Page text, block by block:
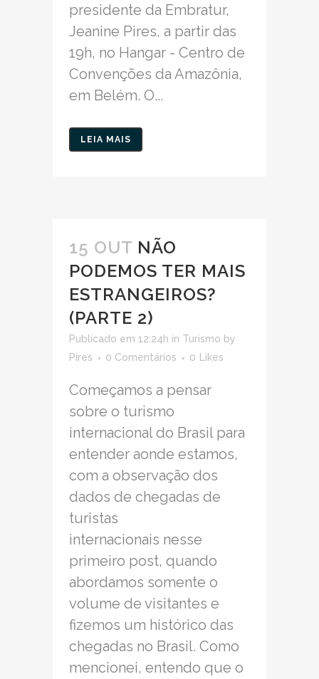
presidente da Embratur,
Jeanine Pires, a partir das
19h, no Hangar - Centro de
Convenções da Amazônia,
em Belém. O...
LEIA MAIS
15 OUT NÃO
PODEMOS TER MAIS
ESTRANGEIROS?
(PARTE 2)
Publicado em 12:24h in Turismo by
Pires
0 Comentários 0 Likes
Começamos a pensar
sobre o turismo
internacional do Brasil para
entender aonde estamos,
com a observação dos
dados de chegadas de
turistas
internacionais nesse
primeiro post, quando
abordamos somente o
volume de visitantes e
fizemos um histórico das
chegadas no Brasil. Como
mencionei, entendo que o